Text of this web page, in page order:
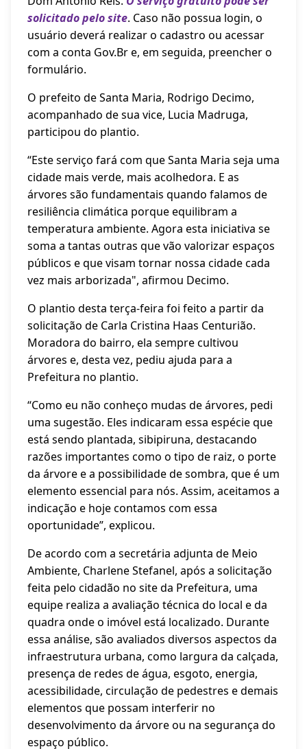
solicitado pelo site. Caso não possua login, o
usuário deverá realizar o cadastro ou acessar
com a conta Gov.Br e, em seguida, preencher o
formulário.
O prefeito de Santa Maria, Rodrigo Decimo,
acompanhado de sua vice, Lucia Madruga,
participou do plantio.
“Este serviço fará com que Santa Maria seja uma
cidade mais verde, mais acolhedora. E as
árvores são fundamentais quando falamos de
resiliência climática porque equilibram a
temperatura ambiente. Agora esta iniciativa se
soma a tantas outras que vão valorizar espaços
públicos e que visam tornar nossa cidade cada
vez mais arborizada", afirmou Decimo.
O plantio desta terça-feira foi feito a partir da
solicitação de Carla Cristina Haas Centurião.
Moradora do bairro, ela sempre cultivou
árvores e, desta vez, pediu ajuda para a
Prefeitura no plantio.
“Como eu não conheço mudas de árvores, pedi
uma sugestão. Eles indicaram essa espécie que
está sendo plantada, sibipiruna, destacando
razões importantes como o tipo de raiz, o porte
da árvore e a possibilidade de sombra, que é um
elemento essencial para nós. Assim, aceitamos a
indicação e hoje contamos com essa
oportunidade”, explicou.
De acordo com a secretária adjunta de Meio
Ambiente, Charlene Stefanel, após a solicitação
feita pelo cidadão no site da Prefeitura, uma
equipe realiza a avaliação técnica do local e da
quadra onde o imóvel está localizado. Durante
essa análise, são avaliados diversos aspectos da
infraestrutura urbana, como largura da calçada,
presença de redes de água, esgoto, energia,
acessibilidade, circulação de pedestres e demais
elementos que possam interferir no
desenvolvimento da árvore ou na segurança do
espaço público.